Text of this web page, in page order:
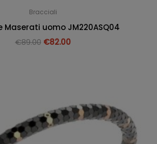
Bracciali
Maserati uomo JM220ASQ04
€89.00 €82.00